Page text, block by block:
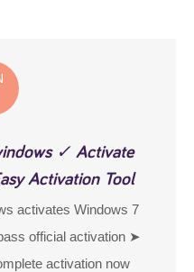
✓ Activate
Activation Tool
activates Windows 7
official activation ➤
activation now